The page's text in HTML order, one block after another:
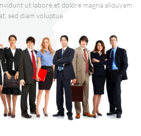
ut labore et dolore magna aliquyam
sed diam voluptua.